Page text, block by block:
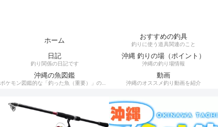
ホーム おすすめの釣具
釣りに使う道具関連のこと
日記
釣り関係の日記です
沖縄 釣りの場（ポイント）
沖縄の釣り場情報
沖縄の魚図鑑
ポケモン図鑑的な「釣った魚（重要）」の記録。
動画
沖縄のオススメ釣り動画を紹介